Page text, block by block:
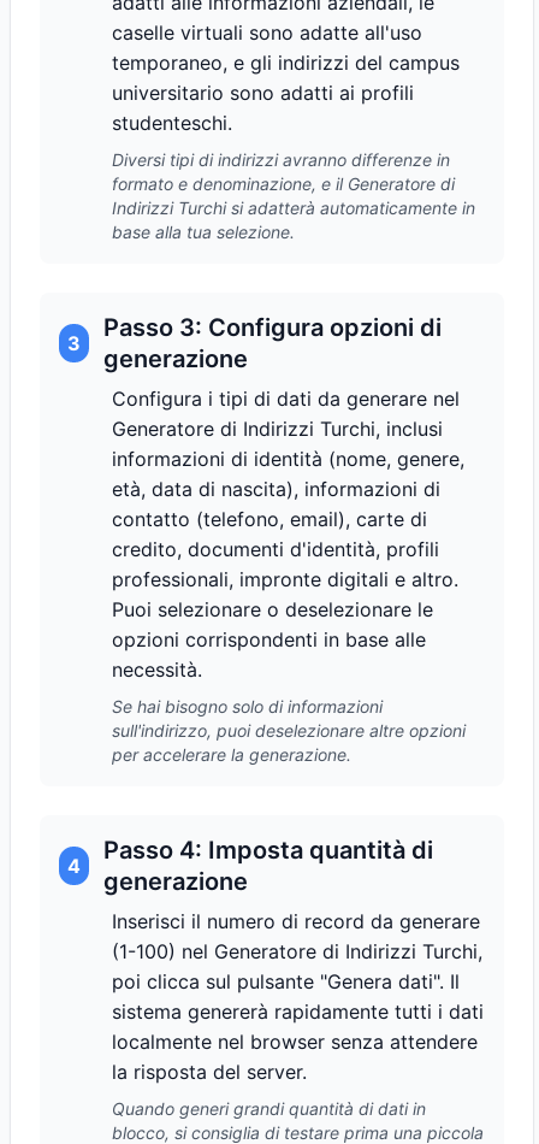
caselle virtuali sono adatte all'uso
temporaneo, e gli indirizzi del campus
universitario sono adatti ai profili
studenteschi.
Diversi tipi di indirizzi avranno differenze in
formato e denominazione, e il Generatore di
Indirizzi Turchi si adatterà automaticamente in
base alla tua selezione.
3
Passo 3: Configura opzioni di
generazione
Configura i tipi di dati da generare nel
Generatore di Indirizzi Turchi, inclusi
informazioni di identità (nome, genere,
età, data di nascita), informazioni di
contatto (telefono, email), carte di
credito, documenti d'identità, profili
professionali, impronte digitali e altro.
Puoi selezionare o deselezionare le
opzioni corrispondenti in base alle
necessità.
Se hai bisogno solo di informazioni
sull'indirizzo, puoi deselezionare altre opzioni
per accelerare la generazione.
4
Passo 4: Imposta quantità di
generazione
Inserisci il numero di record da generare
(1-100) nel Generatore di Indirizzi Turchi,
poi clicca sul pulsante "Genera dati". Il
sistema genererà rapidamente tutti i dati
localmente nel browser senza attendere
la risposta del server.
Quando generi grandi quantità di dati in
blocco, si consiglia di testare prima una piccola